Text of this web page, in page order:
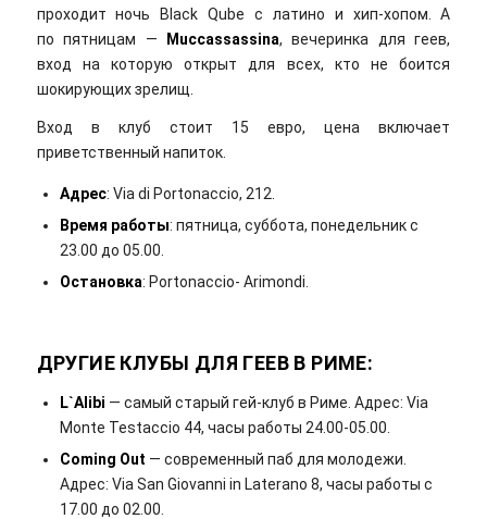
проходит ночь Black Qube с латино и хип-хопом. А
по пятницам —
Muccassassina, вечеринка для геев,
вход на которую открыт для всех, кто не боится
шокирующих зрелищ.
Вход в клуб стоит 15 евро, цена включает
приветственный напиток.
Адрес: Via di Portonaccio, 212.
Время работы: пятница, суббота, понедельник с
23.00 до 05.00.
Остановка: Portonaccio- Arimondi.
ДРУГИЕ КЛУБЫ ДЛЯ ГЕЕВ В РИМЕ:
L`Alibi — самый старый гей-клуб в Риме. Адрес: Via
Monte Testaccio 44, часы работы 24.00-05.00.
Coming Out — современный паб для молодежи.
Адрес: Via San Giovanni in Laterano 8, часы работы с
17.00 до 02.00.